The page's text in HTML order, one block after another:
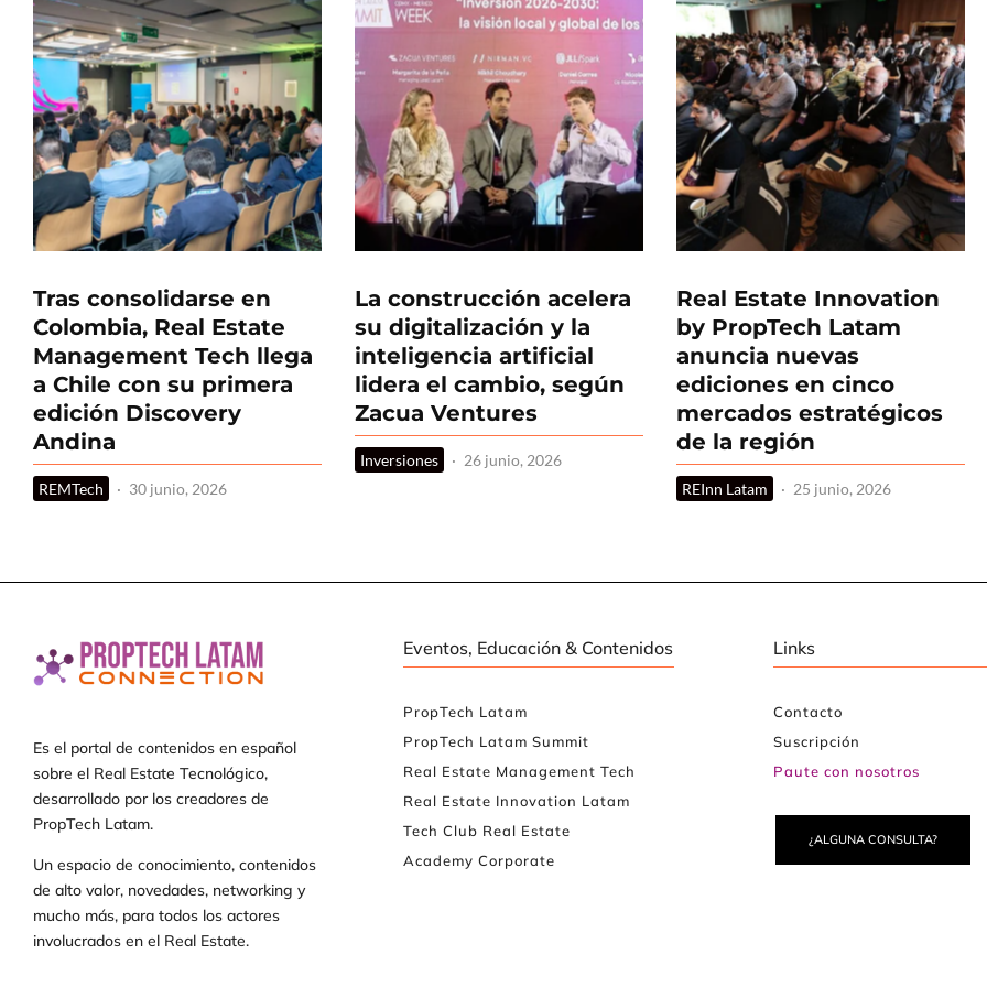
Tras consolidarse en
Colombia, Real Estate
Management Tech llega
a Chile con su primera
edición Discovery
Andina
REMTech · 30 junio, 2026
La construcción acelera
su digitalización y la
inteligencia artificial
lidera el cambio, según
Zacua Ventures
Inversiones · 26 junio, 2026
Real Estate Innovation
by PropTech Latam
anuncia nuevas
ediciones en cinco
mercados estratégicos
de la región
REInn Latam · 25 junio, 2026
Es el portal de contenidos en español
sobre el Real Estate Tecnológico,
desarrollado por los creadores de
PropTech Latam.
Un espacio de conocimiento, contenidos
de alto valor, novedades, networking y
mucho más, para todos los actores
involucrados en el Real Estate.
Eventos, Educación & Contenidos
PropTech Latam
PropTech Latam Summit
Real Estate Management Tech
Real Estate Innovation Latam
Tech Club Real Estate
Academy Corporate
Links
Contacto
Suscripción
Paute con nosotros
¿ALGUNA CONSULTA?